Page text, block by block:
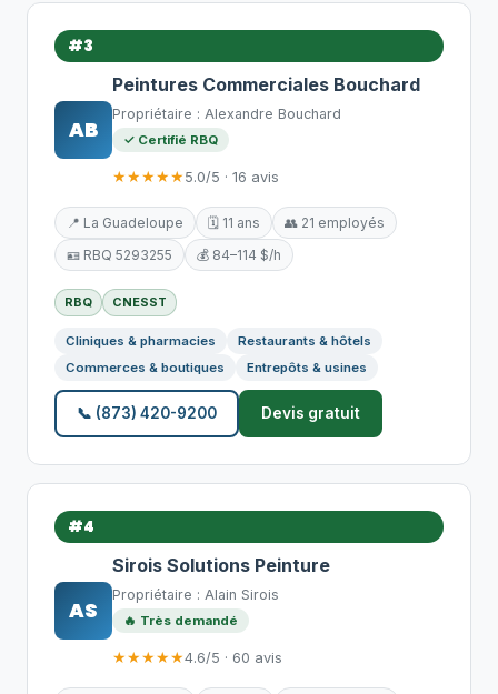
#3
AB
Peintures Commerciales Bouchard
Propriétaire : Alexandre Bouchard
✓ Certifié RBQ
★★★★★5.0/5 · 16 avis
📍 La Guadeloupe 🗓️ 11 ans
👥 21 employés
🪪 RBQ 5293255
💰 84–114 $/h
RBQ CNESST
Cliniques & pharmacies
Restaurants & hôtels
Commerces & boutiques
Entrepôts & usines
📞 (873) 420-9200 Devis gratuit
#4
AS
Sirois Solutions Peinture
Propriétaire : Alain Sirois
🔥 Très demandé
★★★★★4.6/5 · 60 avis